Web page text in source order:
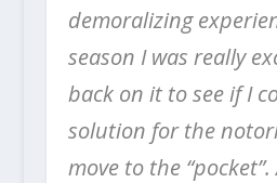
demoralizing
season I was really
back on it to see if I
solution for the
move to the